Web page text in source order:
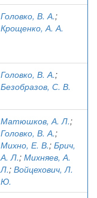
Головко, В. А.;
Крощенко, А. А.
Головко, В. А.;
Безобразов, С. В.
Матюшков, А. Л.;
Головко, В. А.;
Михно, Е. В.; Брич,
А. Л.; Михняев, А.
Л.; Войцехович, Л.
Ю.